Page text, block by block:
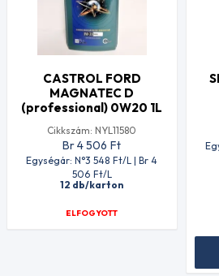
CASTROL FORD
MAGNATEC D
(professional) 0W20 1L
Cikkszám: NYL11580
Br 4 506 Ft
Egységár: N°3 548 Ft/L | Br 4
506 Ft/L
12 db/karton
ELFOGYOTT